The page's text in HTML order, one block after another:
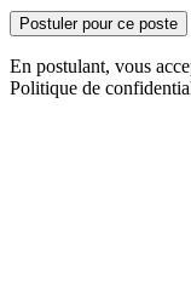
Postuler pour ce poste
En postulant, vous
Politique de